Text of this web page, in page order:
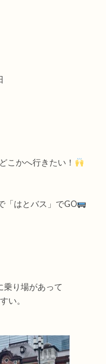
こかへ行きたい！
「はとバス」でGO
乗り場があって
い。